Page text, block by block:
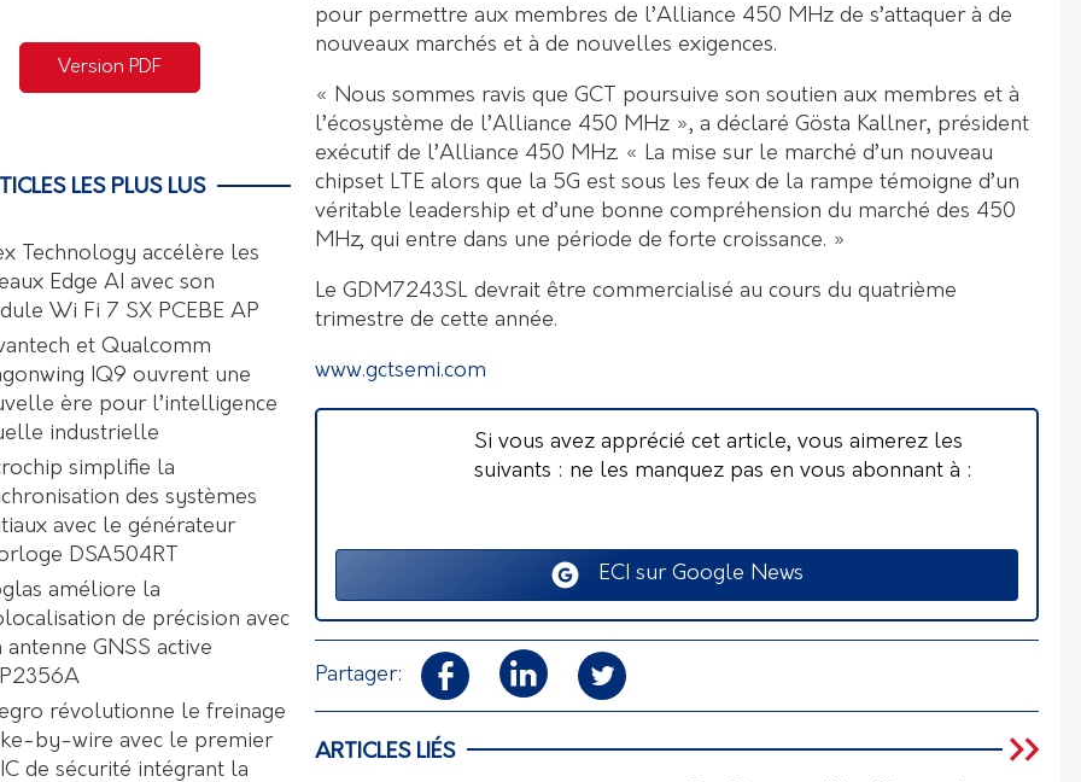
pour permettre aux membres de l’Alliance 450 MHz de s’attaquer à de
nouveaux marchés et à de nouvelles exigences.
« Nous sommes ravis que GCT poursuive son soutien aux membres et à
l’écosystème de l’Alliance 450 MHz », a déclaré Gösta Kallner, président
exécutif de l’Alliance 450 MHz. « La mise sur le marché d’un nouveau
chipset LTE alors que la 5G est sous les feux de la rampe témoigne d’un
véritable leadership et d’une bonne compréhension du marché des 450
MHz, qui entre dans une période de forte croissance. »
Le GDM7243SL devrait être commercialisé au cours du quatrième
trimestre de cette année.
www.gctsemi.com
Si vous avez apprécié cet article, vous aimerez les
suivants : ne les manquez pas en vous abonnant à :
ECI sur Google News
Partager:
ARTICLES LIÉS
Version PDF
LES PLUS LUS
Technology accélère les
Edge AI avec son
Wi Fi 7 SX PCEBE AP
et Qualcomm
IQ9 ouvrent une
ère pour l’intelligence
industrielle
simplifie la
des systèmes
avec le générateur
DSA504RT
améliore la
de précision avec
antenne GNSS active
révolutionne le freinage
by-wire avec le premier
de sécurité intégrant la